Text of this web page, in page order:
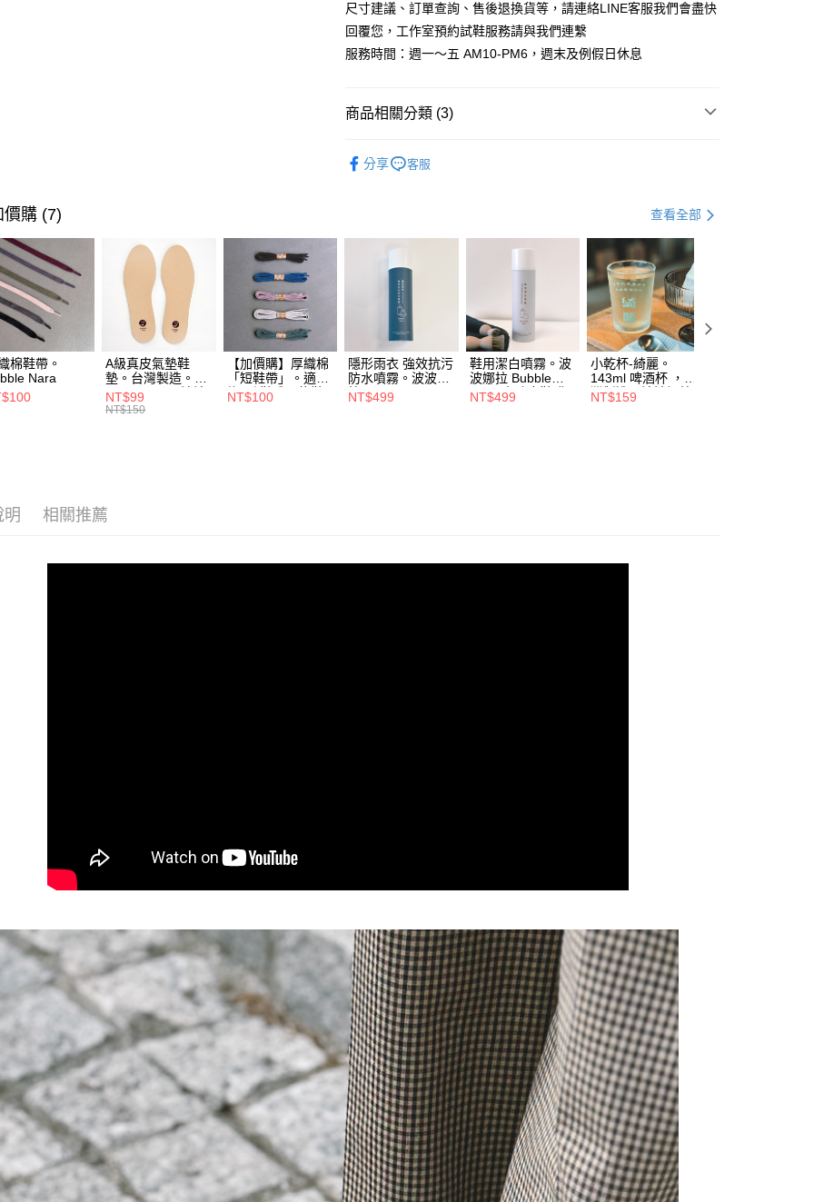
相關說明
【關於「AFTEE先享後付」】
AFTEE先享後付是「在收到商品之後才付款」的支付方式。 讓您購物簡單
３．安心：先確認商品／服務後，再付款。
１．於結帳方式選擇「AFTEE先享後付」後，將跳轉至「AFTEE先享後
３．收到繳費通知簡訊後14天內，點擊此簡訊中的連結，可透過四大超商
※ 請注意：結帳手續完成當下不需立刻繳費，但若您需要取消訂單，請聯
絡購買商品的店家。未經商家同意取消之訂單仍視為有效，需透過AFTEE
先享後付繳納相關費用。
※ 交易是否成功請以「AFTEE先享後付 」之結帳頁面顯示為準，若有關於
是否繳費成功／繳費後需取消欲退款等相關疑問，請聯繫「AFTEE先享後
付客戶支援中心」
https://netprotections.freshdesk.com/support/home
【注意事項】
１．透過由恩沛科技股份有限公司提供之「AFTEE先享後付」服務完成之
交易，需依本服務之必要範圍內提供個人資料，並將交易相關給付款項請
ATM付款
運送方式
每筆NT$60，滿NT$1,000(含以上)免運費
每筆NT$60，滿NT$1,800(含以上)免運費
付款後7-11取貨
每筆NT$60，滿NT$1,800(含以上)免運費
宅配
每筆NT$90，滿NT$1,800(含以上)免運費
尺寸建議、訂單查詢、售後退換貨等，請連絡LINE客服我們會盡快
回覆您，工作室預約試鞋服務請與我們連繫
服務時間：週一～五 AM10-PM6，週末及例假日休息
商品相關分類 (3)
分享 客服
價購 (7) 查看全部
棉鞋帶。
Nara
A級真皮氣墊鞋
墊。台灣製造。
Bubble Nara 波波
娜拉
NT$99
NT$150
【加價購】厚織棉
「短鞋帶」。適合
綁3孔鞋或兩條鞋
帶搭配綁法。波波
NT$100
隱形雨衣 強效抗污
防水噴霧。波波娜
拉 Bubble Nara
NT$499
鞋用潔白噴霧。波
波娜拉 Bubble
Nara 去除皮鞋髒
汙，乾淨潔白
NT$499
小乾杯-綺麗。
143ml 啤酒杯 ，台
灣製造。波波娜拉
Bubble Nara
NT$159
明 相關推薦